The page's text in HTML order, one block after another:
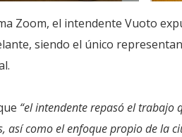
Zoom, el intendente Vuoto
siendo el único
“el intendente repasó el trabajo
así como el enfoque propio de la